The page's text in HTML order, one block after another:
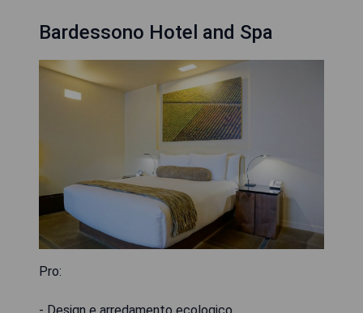
Bardessono Hotel and Spa
Pro: